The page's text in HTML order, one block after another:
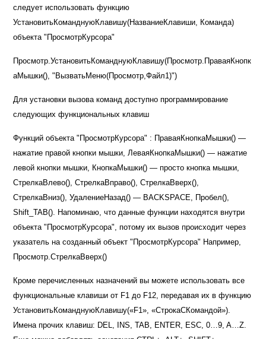
следует использовать функцию
УстановитьКоманднуюКлавишу(НазваниеКлавиши, Команда)
объекта "ПросмотрКурсора"
Просмотр.УстановитьКоманднуюКлавишу(Просмотр.ПраваяКнопк
аМышки(), "ВызватьМеню(Просмотр,Файл1)")
Для установки вызова команд доступно программирование
следующих функциональных клавиш
Функций объекта "ПросмотрКурсора" : ПраваяКнопкаМышки()—
нажатие правой кнопки мышки, ЛеваяКнопкаМышки()—нажатие
левой кнопки мышки, КнопкаМышки() — просто кнопка мышки,
СтрелкаВлево(), СтрелкаВправо(), СтрелкаВверх(),
СтрелкаВниз(), УдалениеНазад() — BACKSPACE, Пробел(),
Shift_TAB(). Напоминаю, что данные функции находятся внутри
объекта "ПросмотрКурсора", потому их вызов происходит через
указатель на созданный объект "ПросмотрКурсора" Например,
Просмотр.СтрелкаВверх()
Кроме перечисленных назначений вы можете использовать все
функциональные клавиши от F1до F12, передавая их в функцию
УстановитьКоманднуюКлавишу(«F1», «СтрокаСКомандой»).
Имена прочих клавиш: DEL, INS, TAB, ENTER, ESC, 0…9, A…Z.